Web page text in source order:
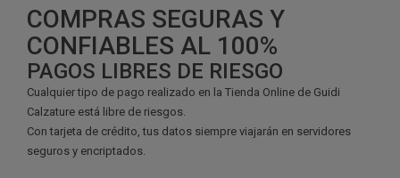
COMPRAS SEGURAS Y
CONFIABLES AL 100%
PAGOS LIBRES DE RIESGO
Cualquier tipo de pago realizado en la Tienda Online de Guidi
Calzature está libre de riesgos.
Con tarjeta de crédito, tus datos siempre viajarán en servidores
seguros y encriptados.